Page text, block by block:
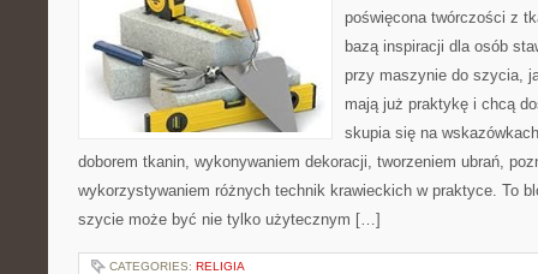
poświęcona twórczości z
bazą inspiracji dla osób
przy maszynie do szycia,
mają już praktykę i chcą
skupia się na
doborem tkanin, wykonywaniem dekoracji, tworzeniem ubrań,
wykorzystywaniem różnych technik krawieckich w praktyce. To
szycie może być nie tylko użytecznym […]
CATEGORIES: RELIGIA